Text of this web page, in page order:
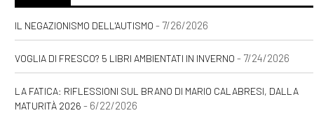
IL NEGAZIONISMO DELL'AUTISMO - 7/26/2026
VOGLIA DI FRESCO? 5 LIBRI AMBIENTATI IN INVERNO - 7/24/2026
LA FATICA: RIFLESSIONI SUL BRANO DI MARIO CALABRESI, DALLA
MATURITÀ 2026 - 6/22/2026